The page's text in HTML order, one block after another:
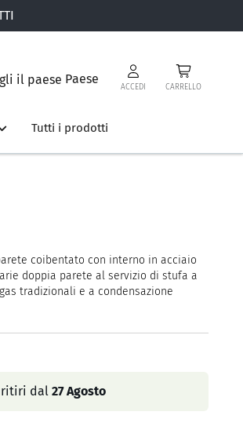
Paese
ACCEDI CARRELLO
Tutti i prodotti
coibentato con interno in acciaio
doppia parete al servizio di stufa a
tradizionali e a condensazione
ritiri dal 27 Agosto